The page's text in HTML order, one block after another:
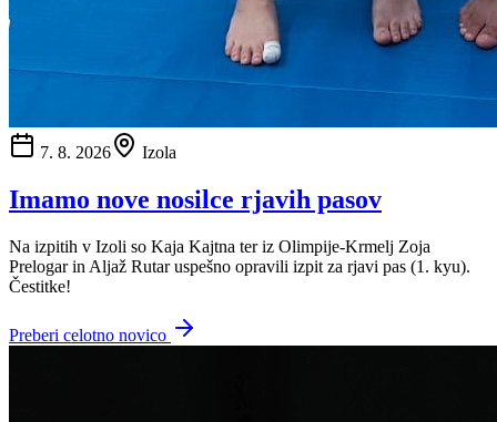
7. 8. 2026 Izola
Imamo nove nosilce rjavih pasov
Na izpitih v Izoli so Kaja Kajtna ter iz Olimpije-Krmelj Zoja
Prelogar in Aljaž Rutar uspešno opravili izpit za rjavi pas (1. kyu).
Čestitke!
Preberi celotno novico